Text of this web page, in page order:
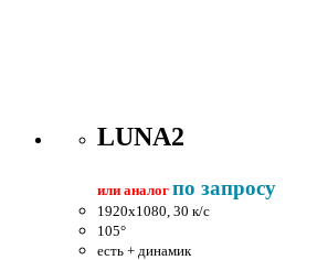
LUNA2
или аналог по запросу
1920x1080, 30 к/c
105°
есть + динамик